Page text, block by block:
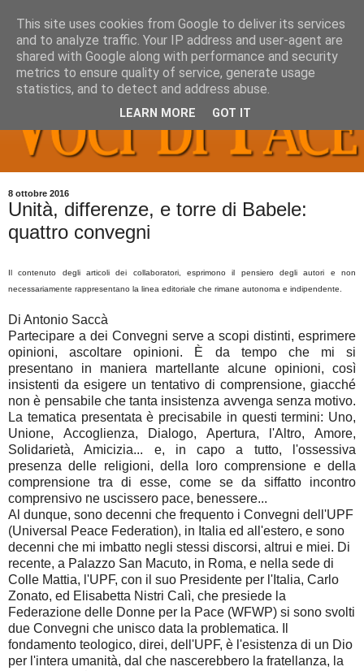
8 ottobre 2016
Unità, differenze, e torre di Babele:
quattro convegni
Il contenuto degli articoli dei collaboratori, esprimono il pensiero degli autori e non
necessariamente rappresentano la linea editoriale che rimane autonoma e indipendente.
Di Antonio Saccà
Partecipare a dei Convegni serve a scopi distinti, esprimere
opinioni, ascoltare opinioni. È da tempo che mi si
presentano in maniera martellante alcune opinioni, così
insistenti da esigere un tentativo di comprensione, giacché
non è pensabile che tanta insistenza avvenga senza motivo.
La tematica presentata è precisabile in questi termini: Uno,
Unione, Accoglienza, Dialogo, Apertura, l'Altro, Amore,
Solidarietà, Amicizia... e, in capo a tutto, l'ossessiva
presenza delle religioni, della loro comprensione e della
comprensione tra di esse, come se da siffatto incontro
comprensivo ne uscissero pace, benessere...
Al dunque, sono decenni che frequento i Convegni dell'UPF
(Universal Peace Federation), in Italia ed all'estero, e sono
decenni che mi imbatto negli stessi discorsi, altrui e miei. Di
recente, a Palazzo San Macuto, in Roma, e nella sede di
Colle Mattia, l'UPF, con il suo Presidente per l'Italia, Carlo
Zonato, ed Elisabetta Nistri Calì, che presiede la
Federazione delle Donne per la Pace (WFWP) si sono svolti
due Convegni che unisco data la problematica. Il
fondamento teologico, direi, dell'UPF, è l'esistenza di un Dio
per l'intera umanità, dal che nascerebbero la fratellanza, la
This site uses cookies from Google to deliver its services
and to analyze traffic. Your IP address and user-agent are
shared with Google along with performance and security
metrics to ensure quality of service, generate usage
statistics, and to detect and address abuse.
LEARN MORE GOT IT